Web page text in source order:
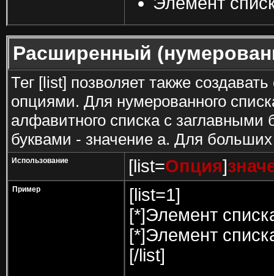
Расширенный
Тег [list] позволяет также
опциями. Для нумерованного
алфавитного списка с
буквами - значение а. Для
Использование [list=Опция]
Пример
[list=1]
[*]Элемент
[*]Элемент
[/list]